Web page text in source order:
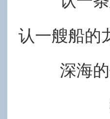
认一艘船的
深海